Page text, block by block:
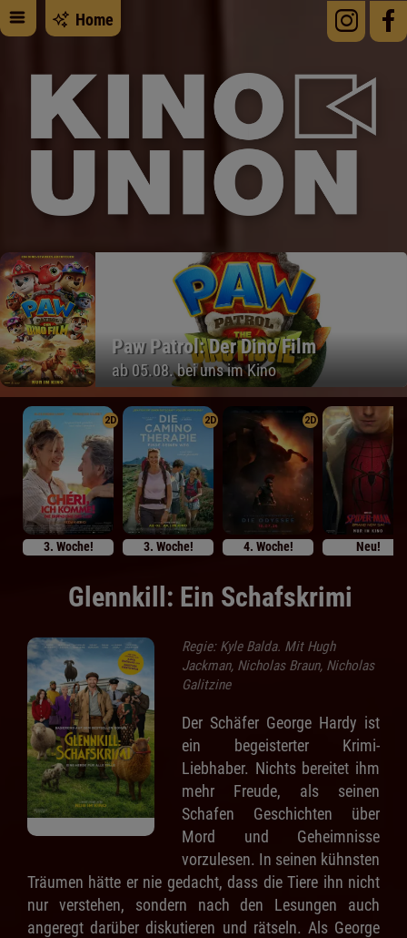
Home
Paw Patrol: Der Dino Film
ab 05.08. bei uns im Kino
2D
3. Woche!
2D
3. Woche!
2D
4. Woche! Neu!
Glennkill: Ein Schafskrimi
Regie: Kyle Balda. Mit Hugh
Jackman, Nicholas Braun, Nicholas
Galitzine
Der Schäfer George Hardy ist
ein begeisterter Krimi-
Liebhaber. Nichts bereitet ihm
mehr Freude, als seinen
Schafen Geschichten über
Mord und Geheimnisse
vorzulesen. In seinen kühnsten
Träumen hätte er nie gedacht, dass die Tiere ihn nicht
nur verstehen, sondern nach den Lesungen auch
angeregt darüber diskutieren und rätseln. Als George